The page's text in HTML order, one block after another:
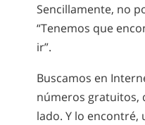
Sencillamente, no
“Tenemos que
ir”.
Buscamos en
números gratuitos,
lado. Y lo encontré,